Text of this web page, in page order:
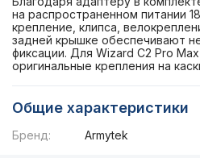
на распространенном питании
крепление, клипса,
задней крышке обеспечивают
фиксации. Для Wizard C2 Pro
оригинальные крепления на
Общие характеристики
Бренд: Armytek